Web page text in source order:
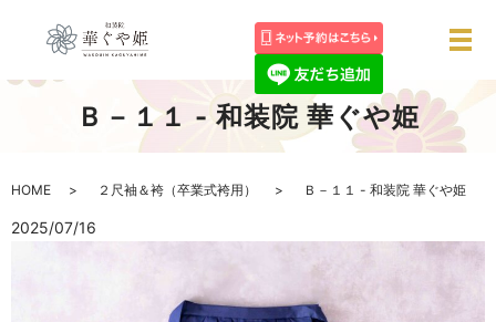
メ
Ｂ－１１ - 和装院 華ぐや姫
HOME ２尺袖＆袴（卒業式袴用） Ｂ－１１ - 和装院 華ぐや姫
2025/07/16